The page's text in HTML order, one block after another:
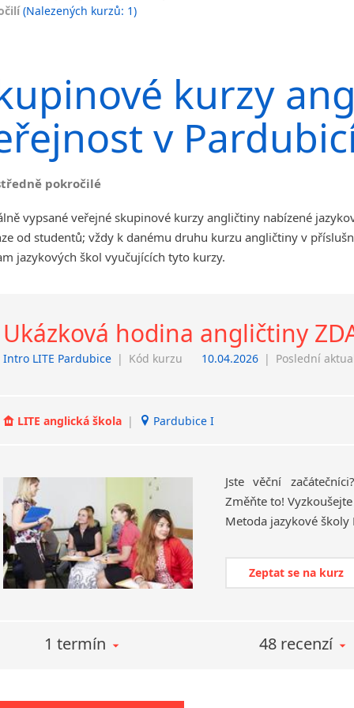
Jihlava
Chrudim
Děčín
Hodonín
Klatovy
Kolín
Most
Sedlčany
Tišnov
Vysoká nad Labem
(Nalezených kurzů: 1)
kurzy
v
pokročilé
vypsané veřejné skupinové kurzy angličtiny nabízené
od studentů; vždy k danému druhu kurzu angličtiny v
jazykových škol vyučujících tyto kurzy.
Ukázková hodina angličtiny
Intro LITE Pardubice | Kód kurzu 10.04.2026 | Poslední
LITE anglická škola | Pardubice I
Jste věční
Změňte to!
Zeptat se na kurz
1 termín 48 recenzí